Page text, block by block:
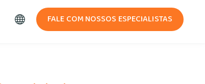
FALE COM NOSSOS ESPECIALISTAS